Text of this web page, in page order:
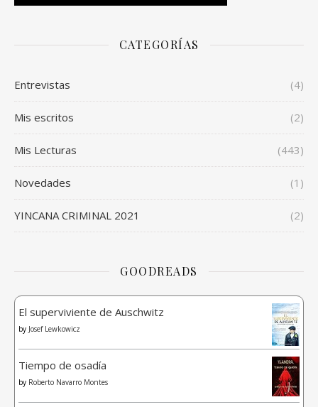
CATEGORÍAS
Entrevistas (4)
Mis escritos (2)
Mis Lecturas (443)
Novedades (1)
YINCANA CRIMINAL 2021 (2)
GOODREADS
El superviviente de Auschwitz
by Josef Lewkowicz
Tiempo de osadía
by Roberto Navarro Montes